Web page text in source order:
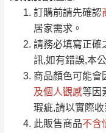
訂購前請先確認
居家需求。
請務必填寫正確
訊,如有錯誤,本
商品顏色可能會
及個人觀感等因
瑕疵,請以實際
此販售商品不含
運送地區
桃園
由於品項繁
要購買商品
Line客服」
「金額」。
若商品價格或
單。部分網路商
見諒！
0/5 (0)筆
全部 依評
依評論低至高排列
只顯示附上評論